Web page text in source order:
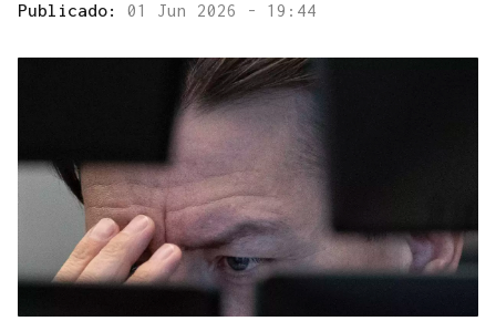
Publicado: 01 Jun 2026 - 19:44